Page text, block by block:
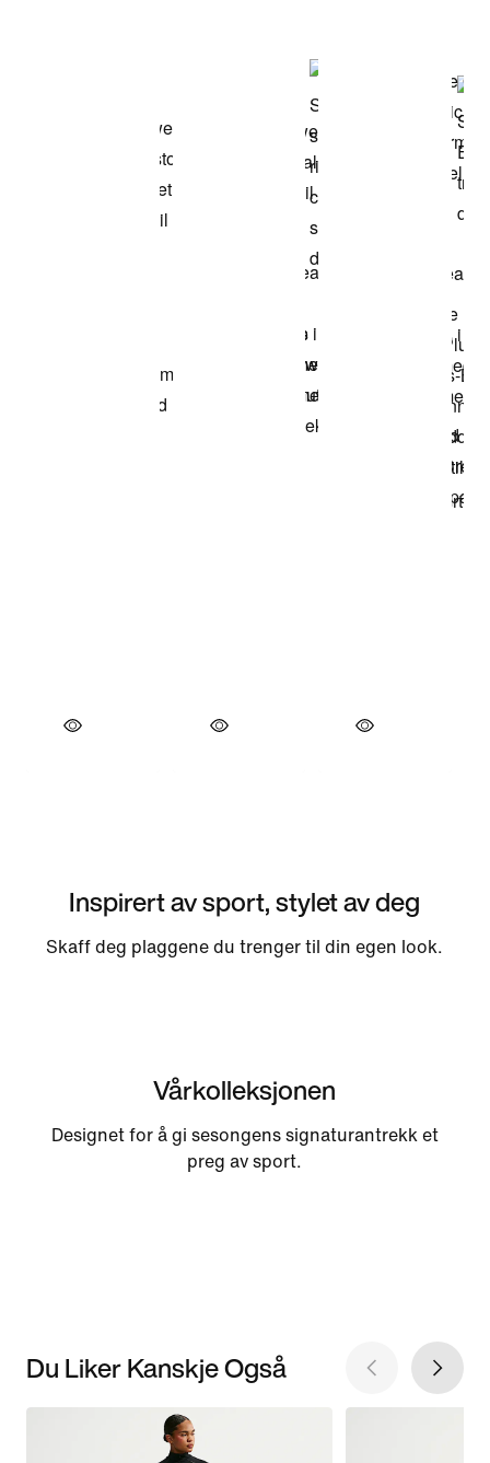
Inspirert av sport, stylet av deg
Skaff deg plaggene du trenger til din egen look.
Vårkolleksjonen
Designet for å gi sesongens signaturantrekk et
preg av sport.
Du Liker Kanskje Også